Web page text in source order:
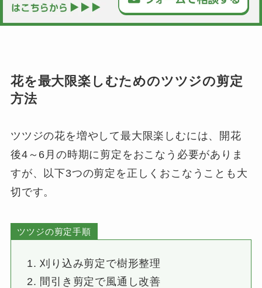
花を最大限楽しむためのツツジの剪定
方法
ツツジの花を増やして最大限楽しむには、開花
後4～6月の時期に剪定をおこなう必要がありま
すが、以下3つの剪定を正しくおこなうことも大
切です。
ツツジの剪定手順
刈り込み剪定で樹形整理
間引き剪定で風通し改善